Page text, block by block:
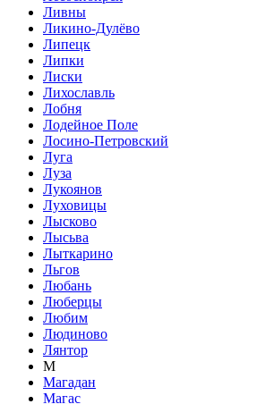
Ливны
Ликино-Дулёво
Липецк
Липки
Лиски
Лихославль
Лобня
Лодейное Поле
Лосино-Петровский
Луга
Луза
Лукоянов
Луховицы
Лысково
Лысьва
Лыткарино
Льгов
Любань
Люберцы
Любим
Людиново
Лянтор
М
Магадан
Магас